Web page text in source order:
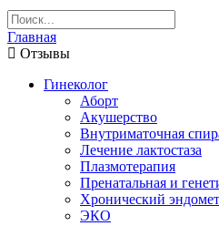
Главная
Отзывы
Гинеколог
Аборт
Акушерство
Внутриматочная
Лечение лактостаза
Плазмотерапия
Пренатальная и
Хронический
ЭКО